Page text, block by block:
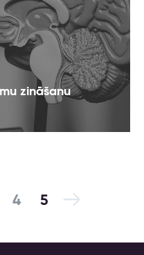
zināšanu
4 5